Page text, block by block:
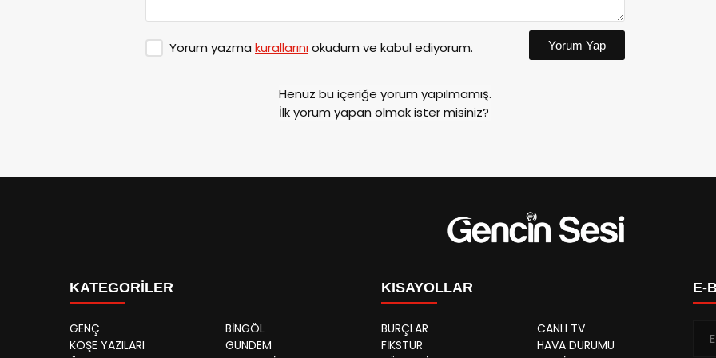
Yorum yazma kurallarınıokudum ve kabul ediyorum. Yorum Yap
Henüz bu içeriğe yorum yapılmamış.
İlk yorum yapan olmak ister misiniz?
KATEGORİLER
GENÇ
BİNGÖL
KÖŞE YAZILARI
GÜNDEM
KISAYOLLAR
BURÇLAR
CANLI TV
FİKSTÜR
HAVA DURUMU
E-